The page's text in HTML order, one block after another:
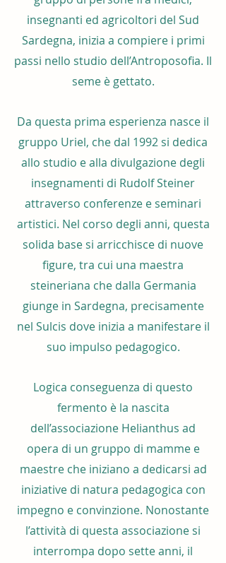
insegnanti ed agricoltori del Sud
Sardegna, inizia a compiere i primi
passi nello studio dell’Antroposofia. Il
seme è gettato.
Da questa prima esperienza nasce il
gruppo Uriel, che dal 1992 si dedica
allo studio e alla divulgazione degli
insegnamenti di Rudolf Steiner
attraverso conferenze e seminari
artistici. Nel corso degli anni, questa
solida base si arricchisce di nuove
figure, tra cui una maestra
steineriana che dalla Germania
giunge in Sardegna, precisamente
nel Sulcis dove inizia a manifestare il
suo impulso pedagogico.
Logica conseguenza di questo
fermento è la nascita
dell’associazione Helianthus ad
opera di un gruppo di mamme e
maestre che iniziano a dedicarsi ad
iniziative di natura pedagogica con
impegno e convinzione. Nonostante
l’attività di questa associazione si
interrompa dopo sette anni, il